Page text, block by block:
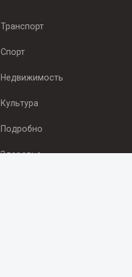
Транспорт
Спорт
Недвижимость
Культура
Подробно
Здоровье